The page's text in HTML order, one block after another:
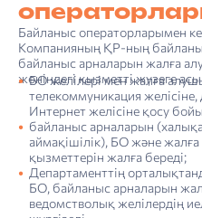
Байланыс операторларымен
Компанияның ҚР-ның
байланыс арналарын жалға
жөніндегі қызметті жүзеге
БО желілері мен жалға
телекоммуникация желісіне,
Интернет желісіне қосу
байланыс арналарын
аймақішілік), БО және
қызметтерін жалға береді;
Департаменттің
БО, байланыс арналарын
ведомстволық желілердің